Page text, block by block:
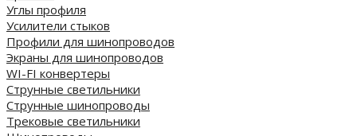
Углы профиля
Усилители стыков
Профили для шинопроводов
Экраны для шинопроводов
WI-FI конвертеры
Струнные светильники
Струнные шинопроводы
Трековые светильники